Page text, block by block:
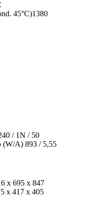
45°C)1380
/ 1N / 50
(W/A) 893 / 5,55
x 695 x 847
x 417 x 405